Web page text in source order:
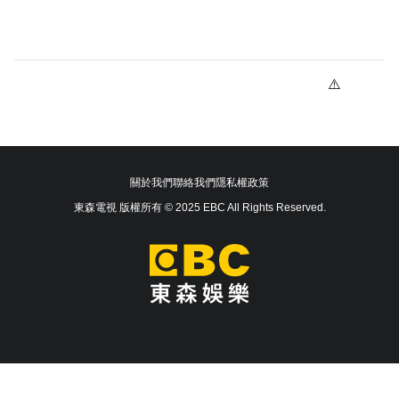
關於我們聯絡我們隱私權政策
東森電視 版權所有 © 2025 EBC All Rights Reserved.